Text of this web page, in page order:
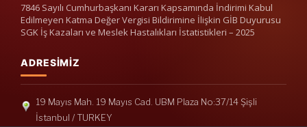
7846 Sayılı Cumhurbaşkanı Kararı Kapsamında İndirimi Kabul
Edilmeyen Katma Değer Vergisi Bildirimine İlişkin GİB Duyurusu
SGK İş Kazaları ve Meslek Hastalıkları İstatistikleri – 2025
ADRESIMIZ
19 Mayıs Mah. 19 Mayıs Cad. UBM Plaza No:37/14 Şişli
İstanbul / TURKEY